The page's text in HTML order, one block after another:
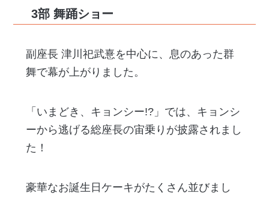
3部 舞踊ショー
副座長 津川祀武憙を中心に、息のあった群
舞で幕が上がりました。
「いまどき、キョンシー!?」では、キョンシ
ーから逃げる総座長の宙乗りが披露されまし
た！
豪華なお誕生日ケーキがたくさん並びまし